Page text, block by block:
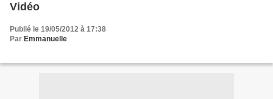
Vidéo
Publié le 19/05/2012 à 17:38
Par Emmanuelle